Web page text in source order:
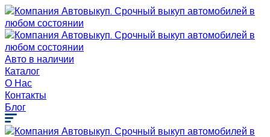
Авто в наличии
Каталог
О Нас
Контакты
Блог